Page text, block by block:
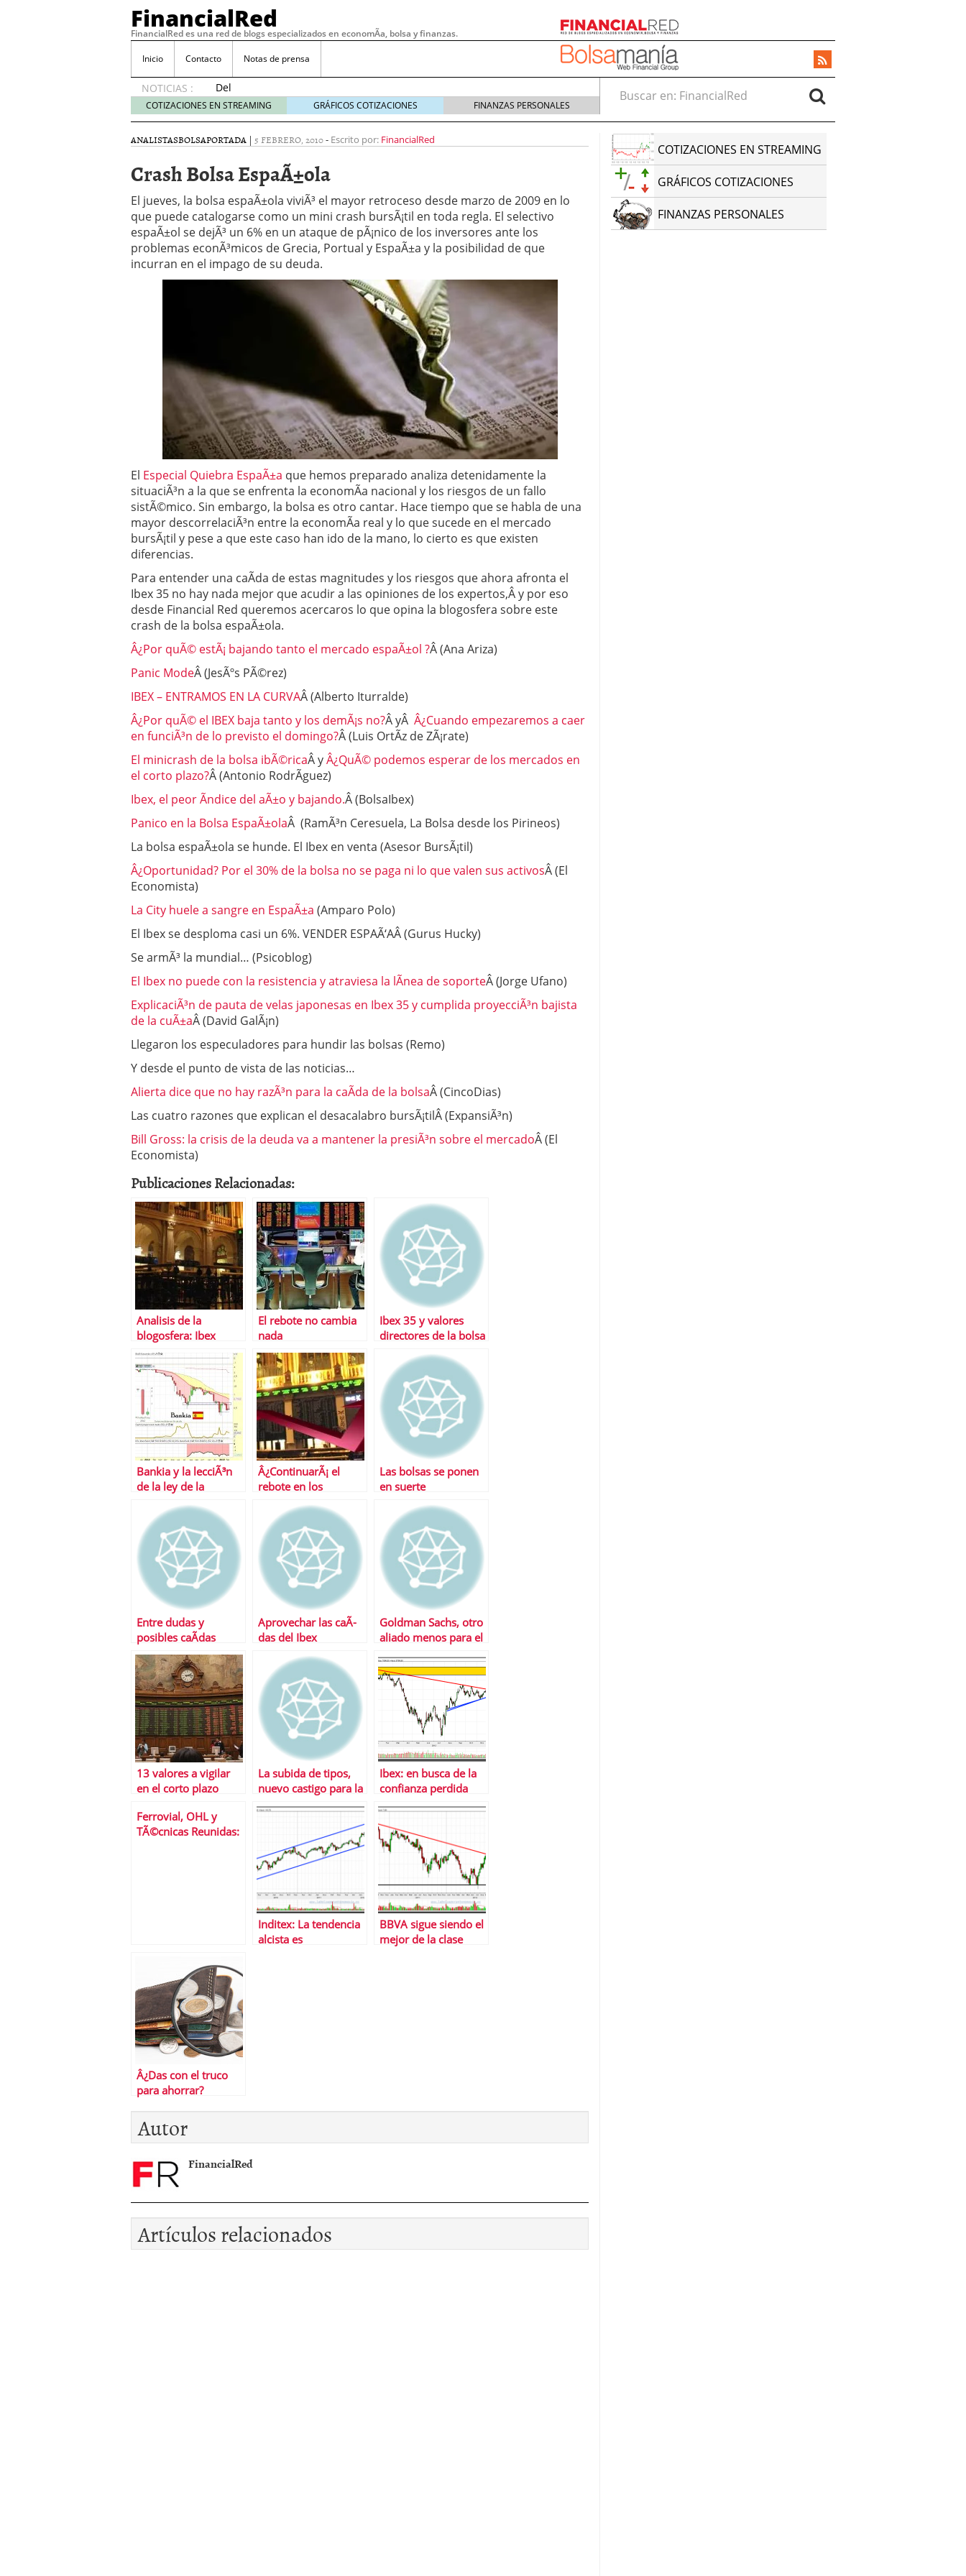
FinancialRed
FinancialRed es una red de blogs especializados en economÃ­a, bolsa y finanzas.
Inicio Contacto Notas de prensa
NOTICIAS :
Del
depósito
a la
cómo
cambiando
gestión
del
ahorro
en
España
05/08/2026
Seguros de convenio en pymes: la obligación que muchas empresas
descubren cuando ya es demasiado tarde 20/07/2026
ReseÃ±a de SIFX: Lo Que Deben Saber los Traders Mexicanos Antes de
Crear empresa online vs proceso tradicional: ventajas reales para pymes
CÃ³mo afrontar una baja mÃ©dica cuando trabajas por cuenta propia
26/05/2026
COTIZACIONES EN STREAMING GRÁFICOS COTIZACIONES FINANZAS PERSONALES
Buscar en:
ANALISTASBOLSAPORTADA | 5 FEBRERO, 2010- Escrito por: FinancialRed
Crash Bolsa EspaÃ±ola
El jueves, la bolsa espaÃ±ola viviÃ³ el mayor retroceso desde marzo de 2009 en lo
que puede catalogarse como un mini crash bursÃ¡til en toda regla. El selectivo
espaÃ±ol se dejÃ³ un 6% en un ataque de pÃ¡nico de los inversores ante los
problemas econÃ³micos de Grecia, Portual y EspaÃ±a y la posibilidad de que
incurran en el impago de su deuda.
El Especial Quiebra EspaÃ±a que hemos preparado analiza detenidamente la
situaciÃ³n a la que se enfrenta la economÃ­a nacional y los riesgos de un fallo
sistÃ©mico. Sin embargo, la bolsa es otro cantar. Hace tiempo que se habla de una
mayor descorrelaciÃ³n entre la economÃ­a real y lo que sucede en el mercado
bursÃ¡til y pese a que este caso han ido de la mano, lo cierto es que existen
diferencias.
Para entender una caÃ­da de estas magnitudes y los riesgos que ahora afronta el
Ibex 35 no hay nada mejor que acudir a las opiniones de los expertos,Â y por eso
desde Financial Red queremos acercaros lo que opina la blogosfera sobre este
crash de la bolsa espaÃ±ola.
Â¿Por quÃ© estÃ¡ bajando tanto el mercado espaÃ±ol ?Â (Ana Ariza)
Panic ModeÂ (JesÃºs PÃ©rez)
IBEX – ENTRAMOS EN LA CURVAÂ (Alberto Iturralde)
Â¿Por quÃ© el IBEX baja tanto y los demÃ¡s no?Â yÂ Â¿Cuando empezaremos a caer
en funciÃ³n de lo previsto el domingo?Â (Luis OrtÃ­z de ZÃ¡rate)
El minicrash de la bolsa ibÃ©ricaÂ yÂ¿QuÃ© podemos esperar de los mercados en
el corto plazo?Â (Antonio RodrÃ­guez)
Ibex, el peor Ã­ndice del aÃ±o y bajando.Â (BolsaIbex)
Panico en la Bolsa EspaÃ±olaÂ (RamÃ³n Ceresuela, La Bolsa desde los Pirineos)
La bolsa espaÃ±ola se hunde. El Ibex en venta (Asesor BursÃ¡til)
Â¿Oportunidad? Por el 30% de la bolsa no se paga ni lo que valen sus activosÂ (El
Economista)
La City huele a sangre en EspaÃ±a (Amparo Polo)
El Ibex se desploma casi un 6%. VENDER ESPAÃ‘AÂ (Gurus Hucky)
Se armÃ³ la mundial… (Psicoblog)
El Ibex no puede con la resistencia y atraviesa la lÃ­nea de soporteÂ (Jorge Ufano)
ExplicaciÃ³n de pauta de velas japonesas en Ibex 35 y cumplida proyecciÃ³n bajista
de la cuÃ±aÂ (David GalÃ¡n)
Llegaron los especuladores para hundir las bolsas (Remo)
Y desde el punto de vista de las noticias…
Alierta dice que no hay razÃ³n para la caÃ­da de la bolsaÂ (CincoDias)
Las cuatro razones que explican el desacalabro bursÃ¡tilÂ (ExpansiÃ³n)
Bill Gross: la crisis de la deuda va a mantener la presiÃ³n sobre el mercadoÂ (El
Economista)
Publicaciones Relacionadas:
Analisis de la
blogosfera: Ibex
El rebote no cambia
nada
Ibex 35 y valores
directores de la bolsa
Bankia y la lecciÃ³n
de la ley de la
bajistas
Â¿ContinuarÃ¡ el
rebote en los
Las bolsas se ponen
en suerte
Entre dudas y
posibles caÃ­das
Aprovechar las caÃ­
das del Ibex
Goldman Sachs, otro
aliado menos para el
13 valores a vigilar
en el corto plazo
La subida de tipos,
nuevo castigo para la
bolsa espaÃ±ola
Ibex: en busca de la
confianza perdida
Ferrovial, OHL y
TÃ©cnicas Reunidas:
Inditex: La tendencia
alcista es
BBVA sigue siendo el
mejor de la clase
Â¿Das con el truco
para ahorrar?
Autor
FinancialRed
Artículos relacionados
COTIZACIONES EN STREAMING
GRÁFICOS COTIZACIONES
FINANZAS PERSONALES